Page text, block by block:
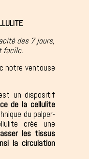
des 7 jours,
facile.
notre ventouse
un dispositif
de la cellulite
du palper-
crée une
les tissus
la circulation